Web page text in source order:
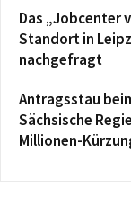
Das „Jobcenter
Standort in
nachgefragt
Antragsstau
Sächsische
Millionen-